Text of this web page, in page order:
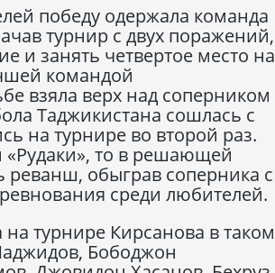
победу одержала команда
турнир с двух поражений,
и занять четвертое место на
командой
взяла верх над соперником
Таджикистана сошлась с
на турнире во второй раз.
«Рудаки», то в решающей
реванш, обыграв соперника с
среди любителей.
турнире Кирсанова в таком
Бободжон